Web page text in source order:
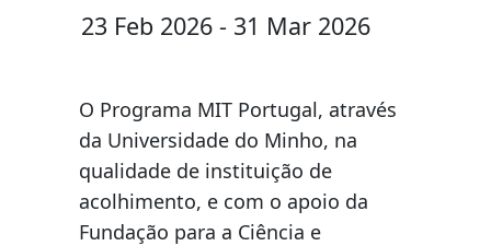
23 Feb 2026 - 31 Mar 2026
O Programa MIT Portugal, através
da Universidade do Minho, na
qualidade de instituição de
acolhimento, e com o apoio da
Fundação para a Ciência e